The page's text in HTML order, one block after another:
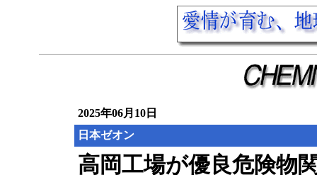
2025年06月10日
日本ゼオン
高岡工場が優良危険物